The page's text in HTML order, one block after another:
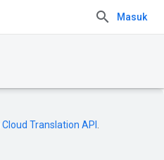
Masuk
Cloud Translation API